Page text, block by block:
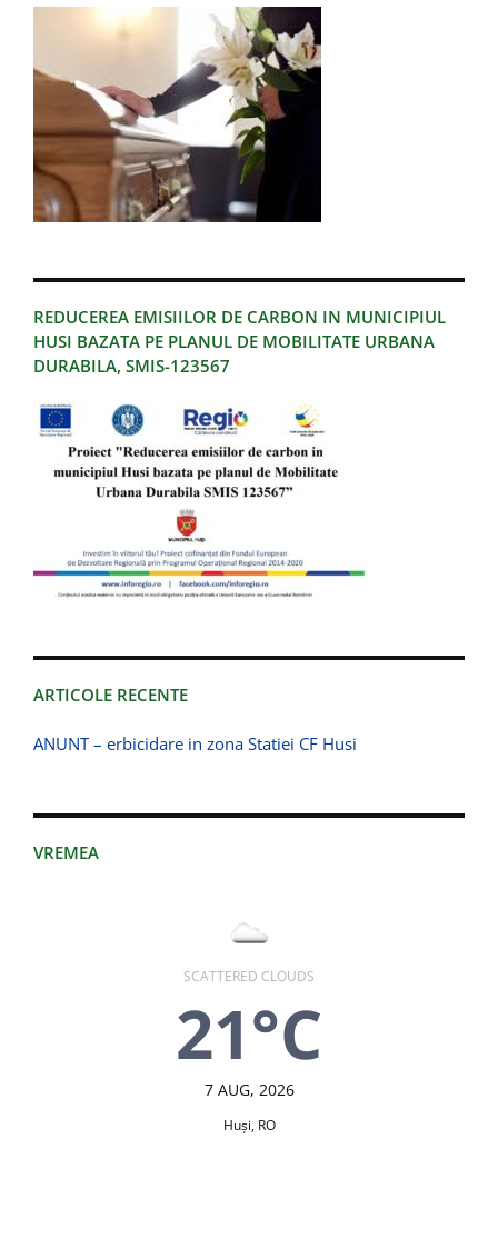
REDUCEREA EMISIILOR DE CARBON IN MUNICIPIUL
HUSI BAZATA PE PLANUL DE MOBILITATE URBANA
DURABILA, SMIS-123567
ARTICOLE RECENTE
ANUNT – erbicidare in zona Statiei CF Husi
VREMEA
SCATTERED CLOUDS
21°C
7 AUG, 2026
Huşi, RO